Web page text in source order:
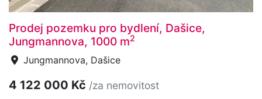
Prodej pozemku pro bydlení, Dašice,
Jungmannova, 1000 m2
Jungmannova, Dašice
4 122 000 Kč /za nemovitost